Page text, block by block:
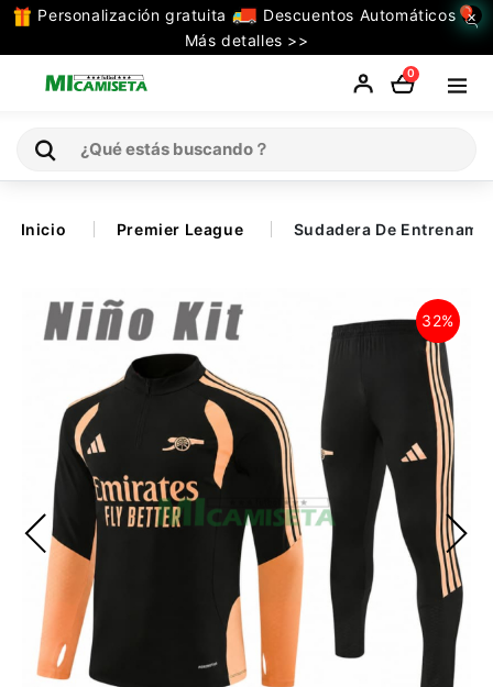
Personalización gratuita
Descuentos Automáticos
Más detalles >>
×
0
TODAS
LAS
CATEGORIAS
Retro
Ligue 1
Serie A
Premier League
Bundesliga
Otras Ligas
Niño
Inicio Premier League Sudadera De
32%